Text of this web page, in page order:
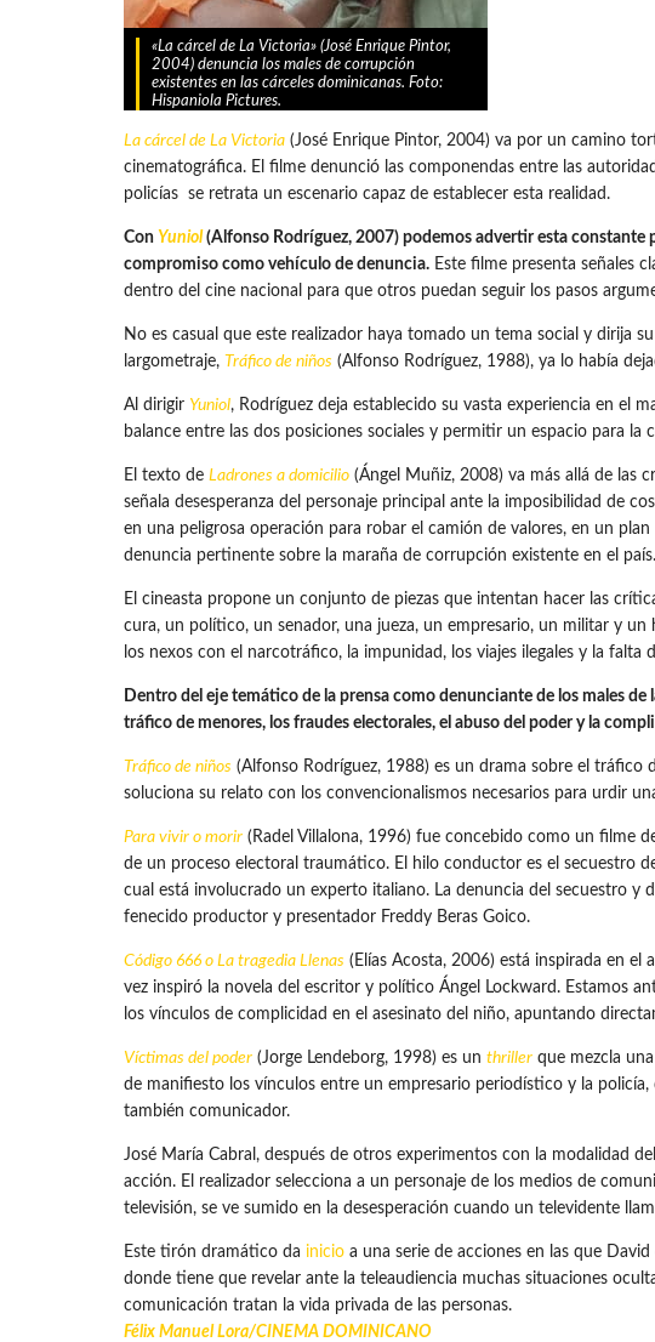
«La cárcel de La Victoria» (José Enrique Pintor,
2004) denuncia los males de corrupción
existentes en las cárceles dominicanas. Foto:
Hispaniola Pictures.
La cárcel de La Victoria (José Enrique Pintor, 2004) va por un camino
cinematográfica. El filme denunció las componendas entre las
policías se retrata un escenario capaz de establecer esta realidad.
Con Yuniol (Alfonso Rodríguez, 2007) podemos advertir esta constante
compromiso como vehículo de denuncia. Este filme presenta señales
dentro del cine nacional para que otros puedan seguir los pasos
No es casual que este realizador haya tomado un tema social y dirija
largometraje, Tráfico de niños (Alfonso Rodríguez, 1988), ya lo había
Al dirigir Yuniol, Rodríguez deja establecido su vasta experiencia en el
balance entre las dos posiciones sociales y permitir un espacio para la
El texto de Ladrones a domicilio (Ángel Muñiz, 2008) va más allá de las
señala desesperanza del personaje principal ante la imposibilidad de
en una peligrosa operación para robar el camión de valores, en un
denuncia pertinente sobre la maraña de corrupción existente en el país.
El cineasta propone un conjunto de piezas que intentan hacer las
cura, un político, un senador, una jueza, un empresario, un militar y
los nexos con el narcotráfico, la impunidad, los viajes ilegales y la falta
Dentro del eje temático de la prensa como denunciante de los males
tráfico de menores, los fraudes electorales, el abuso del poder y la
Tráfico de niños (Alfonso Rodríguez, 1988) es un drama sobre el tráfico
soluciona su relato con los convencionalismos necesarios para urdir
Para vivir o morir (Radel Villalona, 1996) fue concebido como un filme
de un proceso electoral traumático. El hilo conductor es el secuestro
cual está involucrado un experto italiano. La denuncia del secuestro y
fenecido productor y presentador Freddy Beras Goico.
Código 666 o La tragedia Llenas (Elías Acosta, 2006) está inspirada en el
vez inspiró la novela del escritor y político Ángel Lockward. Estamos
los vínculos de complicidad en el asesinato del niño, apuntando
Víctimas del poder (Jorge Lendeborg, 1998) es un thriller que mezcla
de manifiesto los vínculos entre un empresario periodístico y la
también comunicador.
José María Cabral, después de otros experimentos con la modalidad
acción. El realizador selecciona a un personaje de los medios de
televisión, se ve sumido en la desesperación cuando un televidente
Este tirón dramático da inicio a una serie de acciones en las que
donde tiene que revelar ante la teleaudiencia muchas situaciones
comunicación tratan la vida privada de las personas.
Félix Manuel Lora/CINEMA DOMINICANO